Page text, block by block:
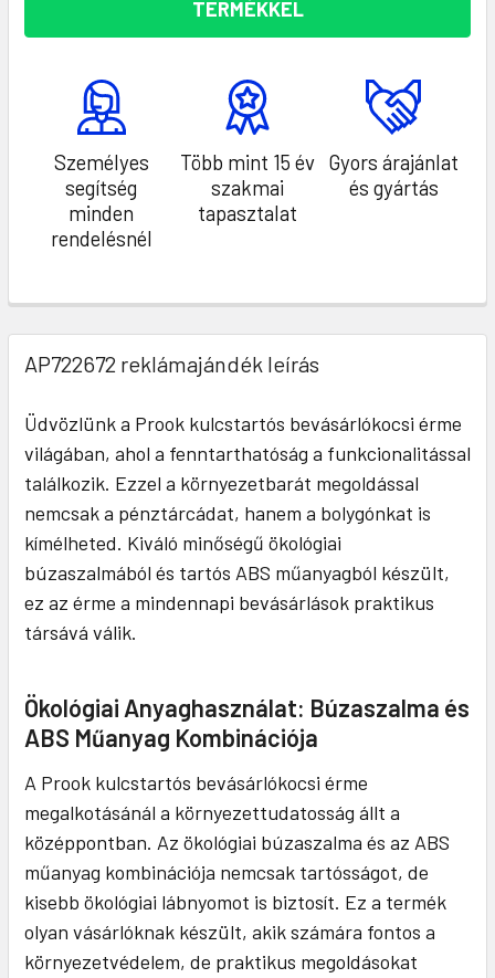
TERMÉKKEL
Személyes
segítség
minden
rendelésnél
Több mint 15 év
szakmai
tapasztalat
Gyors árajánlat
és gyártás
AP722672 reklámajándék leírás
Üdvözlünk a Prook kulcstartós bevásárlókocsi érme
világában, ahol a fenntarthatóság a funkcionalitással
találkozik. Ezzel a környezetbarát megoldással
nemcsak a pénztárcádat, hanem a bolygónkat is
kímélheted. Kiváló minőségű ökológiai
búzaszalmából és tartós ABS műanyagból készült,
ez az érme a mindennapi bevásárlások praktikus
társává válik.
Ökológiai Anyaghasználat: Búzaszalma és
ABS Műanyag Kombinációja
A Prook kulcstartós bevásárlókocsi érme
megalkotásánál a környezettudatosság állt a
középpontban. Az ökológiai búzaszalma és az ABS
műanyag kombinációja nemcsak tartósságot, de
kisebb ökológiai lábnyomot is biztosít. Ez a termék
olyan vásárlóknak készült, akik számára fontos a
környezetvédelem, de praktikus megoldásokat